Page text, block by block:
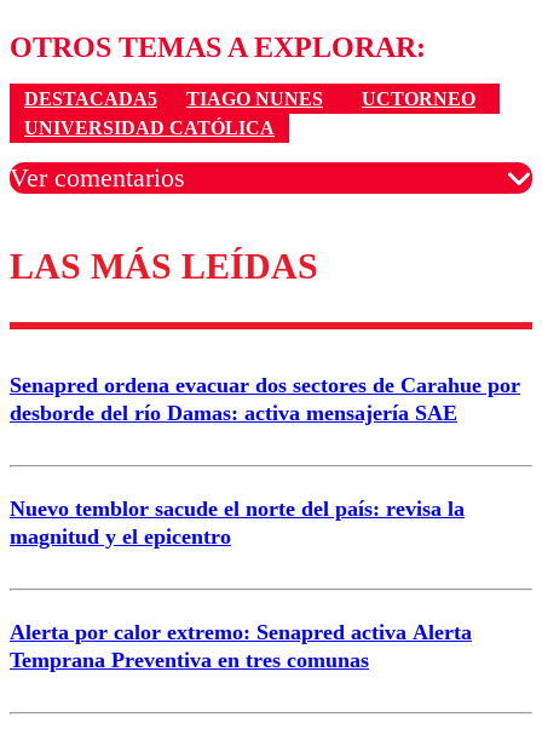
OTROS TEMAS A EXPLORAR:
DESTACADA5 TIAGO NUNES
UCTORNEO
UNIVERSIDAD CATÓLICA
Ver comentarios
Los comentarios son moderados para garantizar un
diálogo respetuoso.
Correo
LAS MÁS LEÍDAS
Senapred ordena evacuar dos sectores de Carahue por
desborde del río Damas: activa mensajería SAE
Nuevo temblor sacude el norte del país: revisa la
magnitud y el epicentro
Alerta por calor extremo: Senapred activa Alerta
Temprana Preventiva en tres comunas